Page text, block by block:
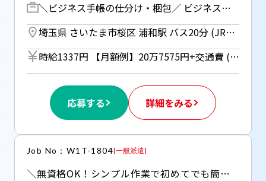
＼ビジネス手帳の仕分け・梱包／ ビジネス用手帳やカレンダー 書籍などを扱う倉庫でのお仕事です ・数を数える ・種類ごとにそろえる ・指定の商品を棚から取ってまとめる ・箱に入れる、シールを貼る など ◆１か月間の期間限定 ◆予定が立てやすい土日祝定休日 ◆もちろん日払い対応です（JOBPAY)
埼玉県 さいたま市桜区 浦和駅 バス20分 (JR湘南新宿ライン)
時給1337円 【月額例】20万7575円+交通費 (時給1337円×実働6.75h×23日の場合) ※月額例は一例であり、保証するものではありません。 ■日払いOK（所定労働時間の80％迄） ■給与は月1回の銀行振込となりますが、「JOBPAY（ジョブペイ）」の利用で就業当日に給料相当額の一部をセブン銀行や三菱UFJ銀行、コンビニ等のATMから受け取る事が可能です！※受取タイミングは自由だから週1回や月2回などの使い方もOK！ ◎『JOBPAY』はマイページにてカード発行手続き完了後より利用可能です♪ ⇒詳しくはお仕事紹介時に担当者までご相談ください
応募する 詳細をみる
Job No：W1T-1804[一般派遣]
＼無資格OK！シンプル作業で初めてでも簡単♪／ ・9名大募集！今なら採用率もアップ＾＾ ・【最大時給1875円】+交通費支給◎